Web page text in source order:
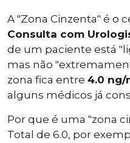
A "Zona Cinzenta" é o
Consulta com
de um paciente está
mas não
zona fica entre 4.0 ng/
alguns médicos já
Por que é uma "zona
Total de 6.0, por